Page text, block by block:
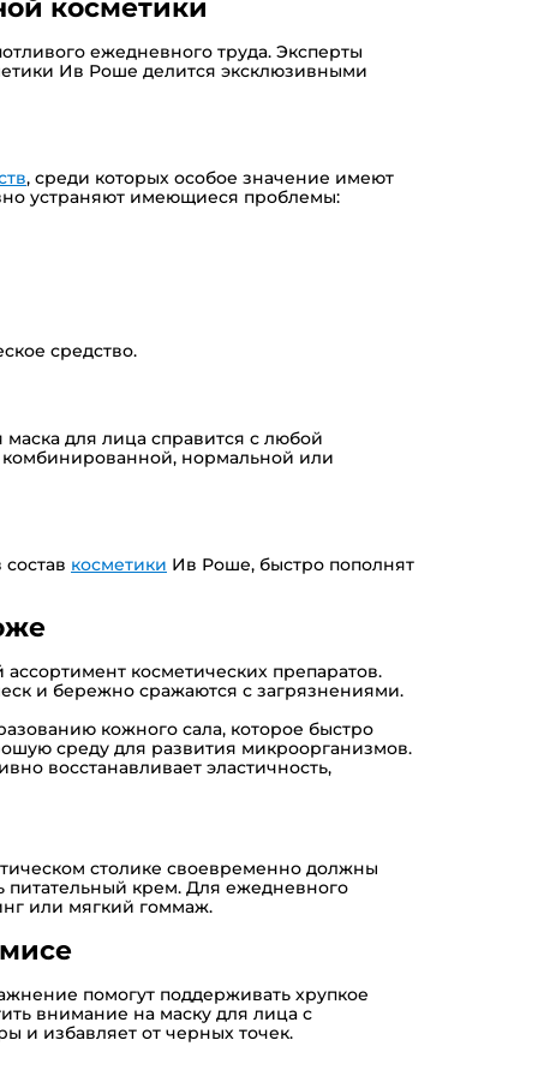
косметики
ежедневного труда. Эксперты
Ив Роше делится эксклюзивными
, среди которых особое значение имеют
устраняют имеющиеся проблемы:
средство.
для лица справится с любой
комбинированной, нормальной или
косметики Ив Роше, быстро пополнят
косметических препаратов.
и бережно сражаются с загрязнениями.
кожного сала, которое быстро
среду для развития микроорганизмов.
восстанавливает эластичность,
столике своевременно должны
крем. Для ежедневного
или мягкий гоммаж.
помогут поддерживать хрупкое
внимание на маску для лица с
и избавляет от черных точек.